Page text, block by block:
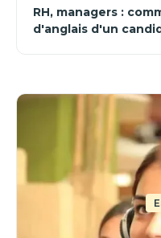
RH, managers :
d'anglais d'un